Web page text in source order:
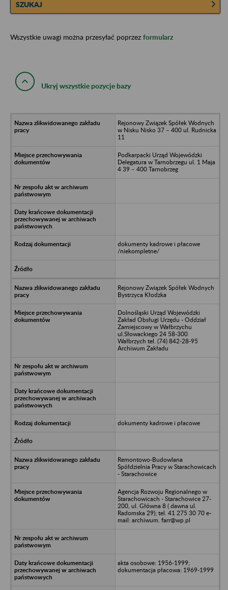
SZUKAJ
Wszystkie uwagi można przesyłać poprzez formularz
Ukryj wszystkie pozycje bazy
Rejonowy Związek Spółek Wodnych
w Nisku Nisko 37 – 400 ul. Rudnicka
11
Podkarpacki Urząd Wojewódzki
Delegatura w Tarnobrzegu ul. 1 Maja
4 39 – 400 Tarnobrzeg
dokumenty kadrowe i płacowe
/niekompletne/
Rejonowy Związek Spółek Wodnych
Bystrzyca Kłodzka
Dolnośląski Urząd Wojewódzki
Zakład Obsługi Urzędu - Oddział
Zamiejscowy w Wałbrzychu
ul.Słowackiego 24 58-300
Wałbrzych tel. (74) 842-28-95
Archiwum Zakładu
dokumenty kadrowe i płacowe
Remontowo-Budowlana
Spółdzielnia Pracy w Starachowicach
- Starachowice
Agencja Rozwoju Regionalnego w
Starachowicach - Starachowice 27-
200, ul. Główna 8 ( dawna ul.
Radomska 29); tel. 41 275 30 70 e-
mail: archiwum. farr@wp.pl
akta osobowe: 1956-1999;
dokumentacja płacowa: 1969-1999